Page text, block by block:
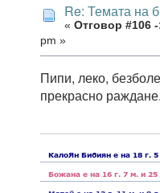
Re: Темата на
« Отговор #106 -
pm »
Пипи, леко,
прекрасно раждане.